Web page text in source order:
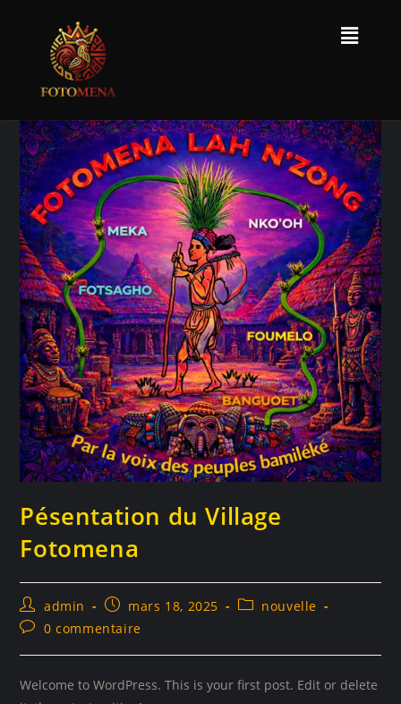
Pésentation du Village
Fotomena
admin mars 18, 2025
nouvelle
0 commentaire
Welcome to WordPress. This is your first post. Edit or delete